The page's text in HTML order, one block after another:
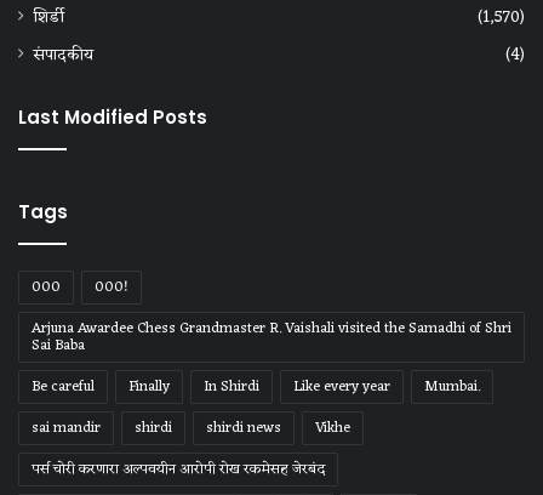
शिर्डी
(1,570)
संपादकीय
(4)
Last Modified Posts
Tags
000
000!
Arjuna Awardee Chess Grandmaster R. Vaishali visited the Samadhi of Shri
Sai Baba
Be careful
Finally In Shirdi Like every year
Mumbai.
sai mandir
shirdi shirdi news
Vikhe
पर्स चोरी करणारा अल्पवयीन आरोपी रोख रकमेसह जेरबंद